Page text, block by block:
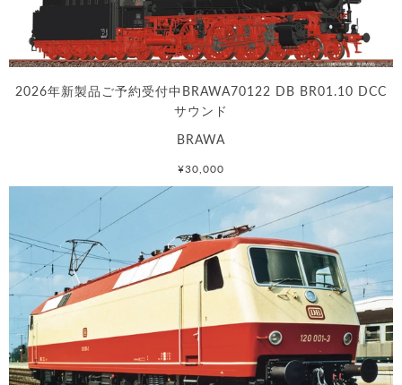
2026年新製品ご予約受付中BRAWA70122 DB BR01.10 DCC
サウンド
BRAWA
¥30,000